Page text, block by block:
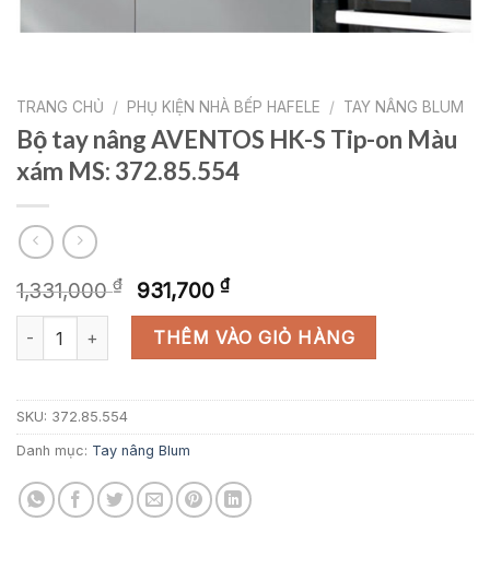
TRANG CHỦ / PHỤ KIỆN NHÀ BẾP HAFELE / TAY NÂNG BLUM
Bộ tay nâng AVENTOS HK-S Tip-on Màu
xám MS: 372.85.554
1,331,000₫
Giá
gốc
là:
1,331,000 ₫.
931,700 ₫Giá
hiện
tại
là:
931,700 ₫.
Bộ tay nâng AVENTOS HK-S Tip-on Màu xám MS: 372.85.554
THÊM VÀO GIỎ HÀNG
SKU: 372.85.554
Danh mục: Tay nâng Blum